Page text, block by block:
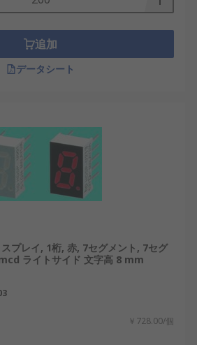
コンポーネントの
基準を満たすLED表示器を提
から革新的なプロジェクトま
表示器を卸売価格で取り扱っ
や交換部品も低価格でご用意
いては、配送ページ
追加
データシート
プレイ, 1桁, 赤, 7セグメント, 7セグ
ライトサイド 文字高 8 mm
￥728.00/個